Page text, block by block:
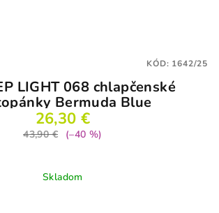
LIGHT 068 chlapčenské
Bermuda Blue
26,30 €
43,90 €
(–40 %)
Skladom
KÓD: 1642/25